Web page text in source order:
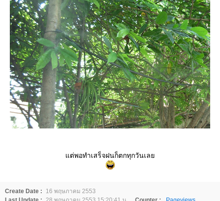
ต่พอทำเสร็จฝนก็ตกทุกวันเล
Create Date :
16 พฤษภาคม 2553